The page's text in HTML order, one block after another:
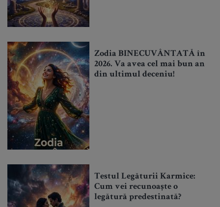
Zodia BINECUVÂNTATĂ în
2026. Va avea cel mai bun an
din ultimul deceniu!
Testul Legăturii Karmice:
Cum vei recunoaște o
legătură predestinată?